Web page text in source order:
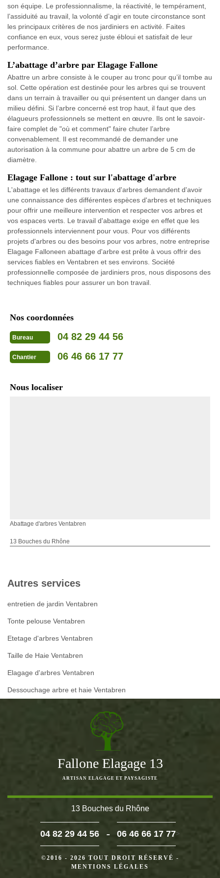
son équipe. Le professionnalisme, la réactivité, le tempérament,
l’assiduité au travail, la volonté d’agir en toute circonstance sont
les principaux critères de nos jardiniers en activité. Faites
confiance en eux, vous serez juste ébloui et satisfait de leur
performance.
L’abattage d’arbre par Elagage Fallone
Abattre un arbre consiste à le couper au tronc pour qu’il tombe au
sol. Cette opération est destinée pour les arbres qui se trouvent
dans un terrain à travailler ou qui présentent un danger dans un
milieu défini. Si l’arbre concerné est trop haut, il faut que des
élagueurs professionnels se mettent en œuvre. Ils ont le savoir-
faire complet de "où et comment" faire chuter l’arbre
convenablement. Il est recommandé de demander une
autorisation à la commune pour abattre un arbre de 5 cm de
diamètre.
Elagage Fallone : tout sur l'abattage d'arbre
L'abattage et les différents travaux d'arbres demandent d'avoir
une connaissance des différentes espèces d'arbres et techniques
pour offrir une meilleure intervention et respecter vos arbres et
vos espaces verts. Le travail d'abattage exige en effet que les
professionnels interviennent pour vous. Pour vos différents
projets d'arbres ou des besoins pour vos arbres, notre entreprise
Elagage Falloneen abattage d'arbre est prête à vous offrir des
services fiables en Ventabren et ses environs. Société
professionnelle composée de jardiniers pros, nous disposons des
techniques fiables pour assurer un bon travail.
Nos coordonnées
Bureau 04 82 29 44 56
Chantier 06 46 66 17 77
Nous localiser
Abattage d'arbres Ventabren
13 Bouches du Rhône
Autres services
entretien de jardin Ventabren
Tonte pelouse Ventabren
Etetage d'arbres Ventabren
Taille de Haie Ventabren
Elagage d'arbres Ventabren
Dessouchage arbre et haie Ventabren
Fallone Elagage 13
ARTISAN ELAGAGE ET PAYSAGISTE
13 Bouches du Rhône
04 82 29 44 56 - 06 46 66 17 77>
©2016 - 2026 TOUT DROIT RÉSERVÉ -
MENTIONS LÉGALES